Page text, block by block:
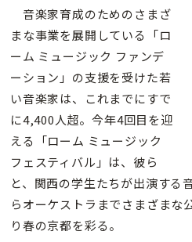
音楽家育成のためのさまざ
まな事業を展開している「ロ
ーム ミュージック ファンデ
ーション」の支援を受けた若
い音楽家は、これまでにすで
に4,400人超。今年4回目を迎
える「ローム ミュージック
フェスティバル」は、彼ら
と、関西の学生たちが出演する
らオーケストラまでさまざまな
り春の京都を彩る。